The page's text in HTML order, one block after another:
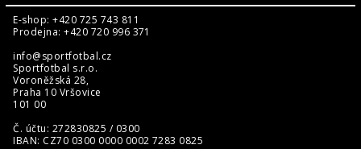
E-shop: +420 725 743 811
Prodejna: +420 720 996 371
info@sportfotbal.cz
Sportfotbal s.r.o.
Voroněžská 28,
Praha 10 Vršovice
101 00
Č. účtu: 272830825 / 0300
IBAN: CZ70 0300 0000 0002 7283 0825